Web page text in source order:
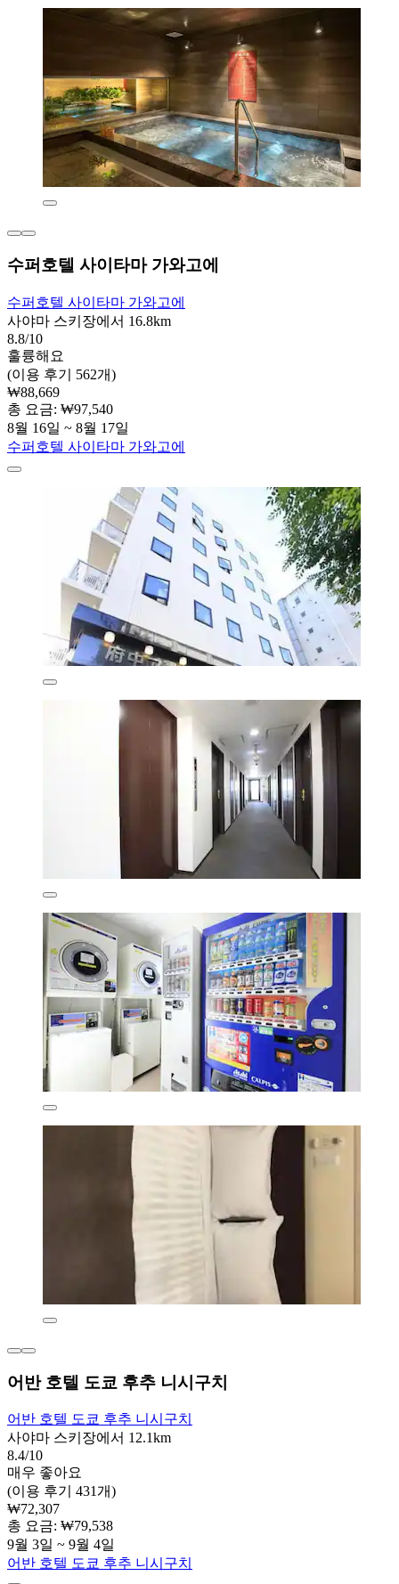
수퍼호텔 사이타마 가와고에
수퍼호텔 사이타마 가와고에
사야마 스키장에서 16.8km
8.8/10
훌륭해요
(이용 후기 562개)
₩88,669
총 요금: ₩97,540
8월 16일 ~ 8월 17일
수퍼호텔 사이타마 가와고에
어반 호텔 도쿄 후추 니시구치
어반 호텔 도쿄 후추 니시구치
사야마 스키장에서 12.1km
8.4/10
매우 좋아요
(이용 후기 431개)
₩72,307
총 요금: ₩79,538
9월 3일 ~ 9월 4일
어반 호텔 도쿄 후추 니시구치